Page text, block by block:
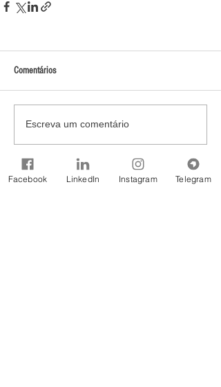
Comentários
Escreva um comentário
Facebook LinkedIn Instagram Telegram